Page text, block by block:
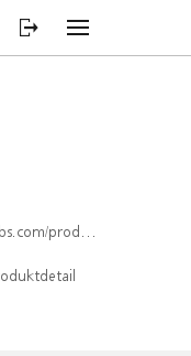
isin/CH1567392795